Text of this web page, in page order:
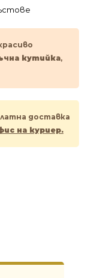
кутийка,
доставка
на куриер.